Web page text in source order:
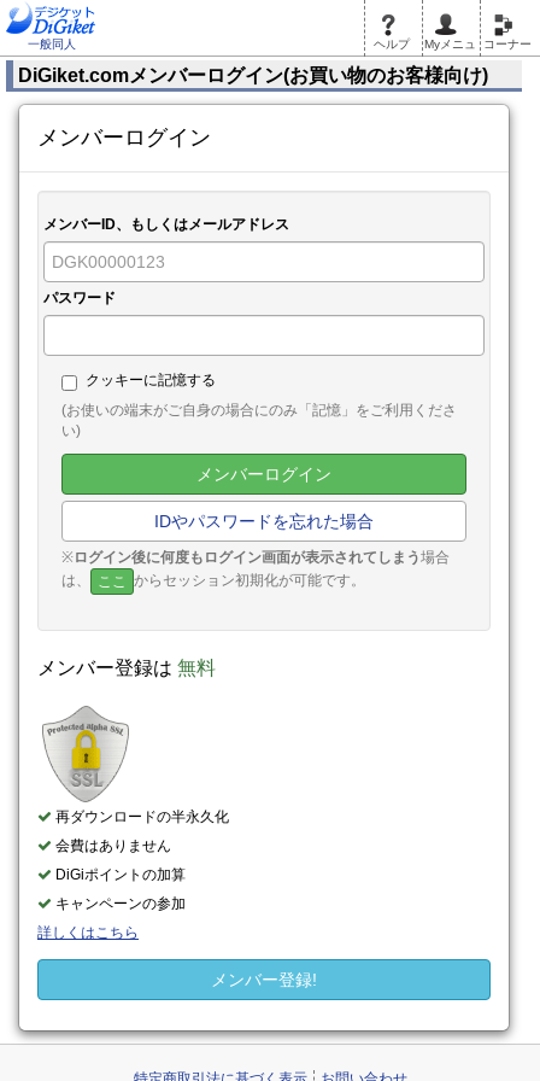
一般同人 ヘルプ Myメニュ コーナー
DiGiket.comメンバーログイン(お買い物のお客様向け)
メンバーログイン
メンバーID、もしくはメールアドレス
パスワード
クッキーに記憶する
(お使いの端末がご自身の場合にのみ「記憶」をご利用くださ
い)
メンバーログイン
IDやパスワードを忘れた場合
※ログイン後に何度もログイン画面が表示されてしまう場合
は、
ここ からセッション初期化が可能です。
メンバー登録は 無料
再ダウンロードの半永久化
会費はありません
DiGiポイントの加算
キャンペーンの参加
詳しくはこちら
メンバー登録!